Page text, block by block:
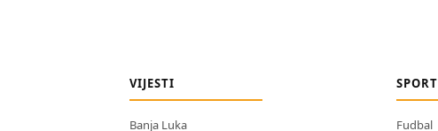
VIJESTI
Banja Luka
SPORT
Fudbal